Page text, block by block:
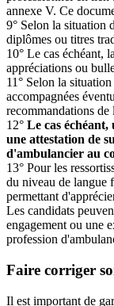
annexe V. Ce
9° Selon la situation
diplômes ou titres
10° Le cas échéant,
appréciations ou
11° Selon la
accompagnées
recommandations
12° Le cas
une attestation de
d'ambulancier au
13° Pour les
du niveau de langue
permettant
Les candidats
engagement ou une
profession
Faire corriger
Il est important de